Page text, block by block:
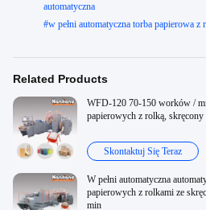
automatyczna
#w pełni automatyczna torba papierowa z
Related Products
WFD-120 70-150 worków /
papierowych z rolką,
Skontaktuj Się Teraz
W pełni automatyczna
papierowych z rolkami ze
min